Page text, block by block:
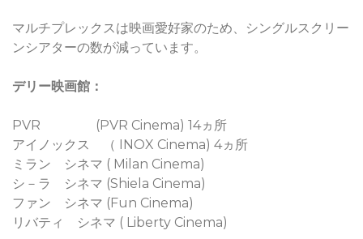
マルチプレックスは映画愛好家のため、シングルスクリー
ンシアターの数が減っています。
デリー映画館：
PVR (PVR Cinema) 14ヵ所
アイノックス （ INOX Cinema) 4ヵ所
ミラン シネマ ( Milan Cinema)
シ－ラ シネマ (Shiela Cinema)
ファン シネマ (Fun Cinema)
リバティ シネマ ( Liberty Cinema)